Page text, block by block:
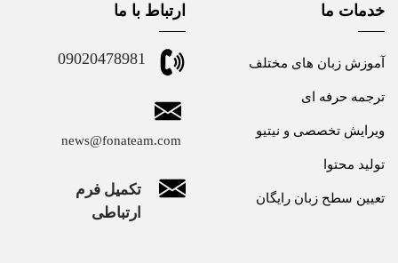
خدمات ما
آموزش زبان های مختلف
ترجمه حرفه ای
ویرایش تخصصی و نیتیو
تولید محتوا
تعیین سطح زبان رایگان
ارتباط با ما
09020478981
news@fonateam.com
تکمیل فرم
ارتباطی